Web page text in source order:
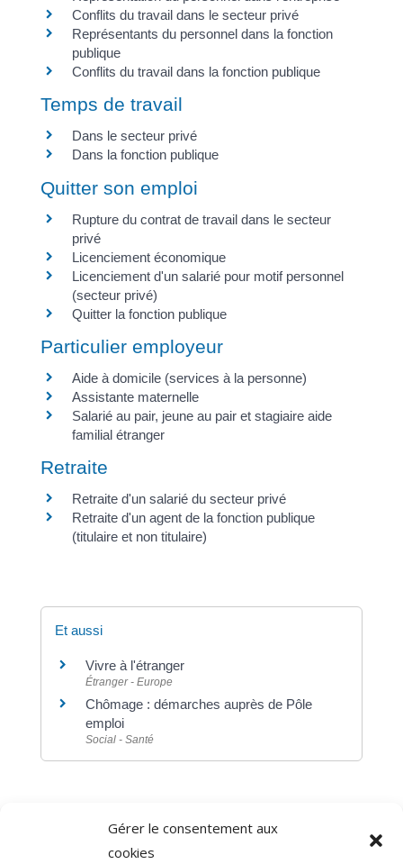
Gérer le consentement aux
cookies
Conflits du travail dans le secteur privé
Représentants du personnel dans la fonction
publique
Conflits du travail dans la fonction publique
Temps de travail
Dans le secteur privé
Dans la fonction publique
Quitter son emploi
Rupture du contrat de travail dans le secteur
privé
Licenciement économique
Licenciement d'un salarié pour motif personnel
(secteur privé)
Quitter la fonction publique
Particulier employeur
Aide à domicile (services à la personne)
Assistante maternelle
Salarié au pair, jeune au pair et stagiaire aide
familial étranger
Retraite
Retraite d'un salarié du secteur privé
Retraite d'un agent de la fonction publique
(titulaire et non titulaire)
Et aussi
Vivre à l'étranger
Étranger - Europe
Chômage : démarches auprès de Pôle
emploi
Social - Santé
Direction de l'information légale et administrative
comarquage developpé par